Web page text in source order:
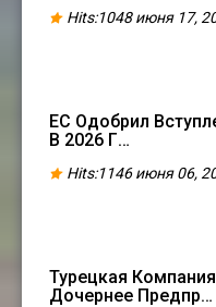
Hits:1048 июня 17,
ЕС Одобрил
В 2026 Г…
Hits:1146 июня 06,
Турецкая
Дочернее Предпр…